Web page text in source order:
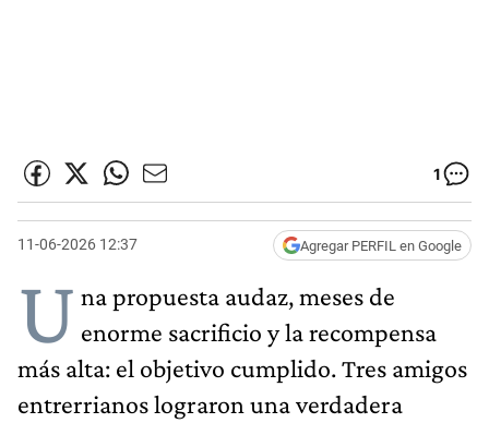
1
11-06-2026 12:37 Agregar PERFIL en Google
U na propuesta audaz, meses de
enorme sacrificio y la recompensa
más alta: el objetivo cumplido. Tres amigos
entrerrianos lograron una verdadera